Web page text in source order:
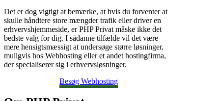
Det er dog vigtigt at bemærke, at hvis du forventer at
skulle håndtere store mængder trafik eller driver en
erhvervshjemmeside, er PHP Privat måske ikke det
bedste valg for dig. I sådanne tilfælde vil det være
mere hensigtsmæssigt at undersøge større løsninger,
muligvis hos Webhosting eller et andet hostingfirma,
der specialiserer sig i erhvervsløsninger.
Besøg Webhosting